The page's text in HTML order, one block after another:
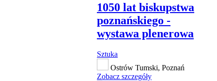
1050 lat biskupstwa
poznańskiego -
wystawa plenerowa
Sztuka
Ostrów Tumski, Poznań
Zobacz szczegóły